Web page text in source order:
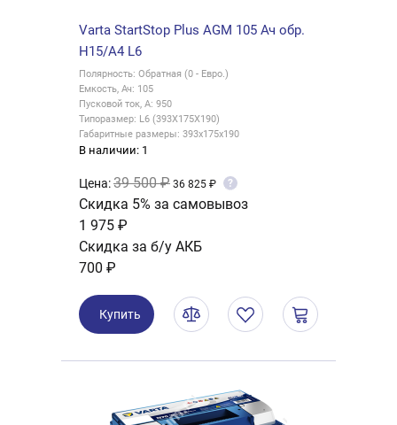
Varta StartStop Plus AGM 105 Ач обр.
H15/А4 L6
Полярность: Обратная (0 - Евро.)
Емкость, Ач: 105
Пусковой ток, А: 950
Типоразмер: L6 (393X175X190)
Габаритные размеры: 393х175х190
В наличии: 1
Цена:39 500 ₽ 36 825 ₽ ?
Скидка 5% за самовывоз
1 975 ₽
Скидка за б/у АКБ
700 ₽
Купить